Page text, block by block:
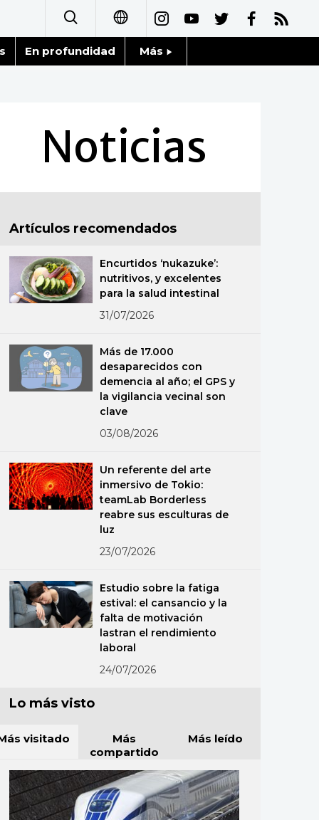
日本語
简体字
繁體字
العربية
Русский
En profundidad Más
Fragmentos de Japón
Gente
Blog
Tokio
Avisos
Noticias
Artículos recomendados
Encurtidos ‘nukazuke’:
nutritivos, y excelentes
para la salud intestinal
31/07/2026
Más de 17.000
desaparecidos con
demencia al año; el GPS y
la vigilancia vecinal son
clave
03/08/2026
Un referente del arte
inmersivo de Tokio:
teamLab Borderless
reabre sus esculturas de
luz
23/07/2026
Estudio sobre la fatiga
estival: el cansancio y la
falta de motivación
lastran el rendimiento
laboral
24/07/2026
Lo más visto
visitado
Más
compartido
Más leído